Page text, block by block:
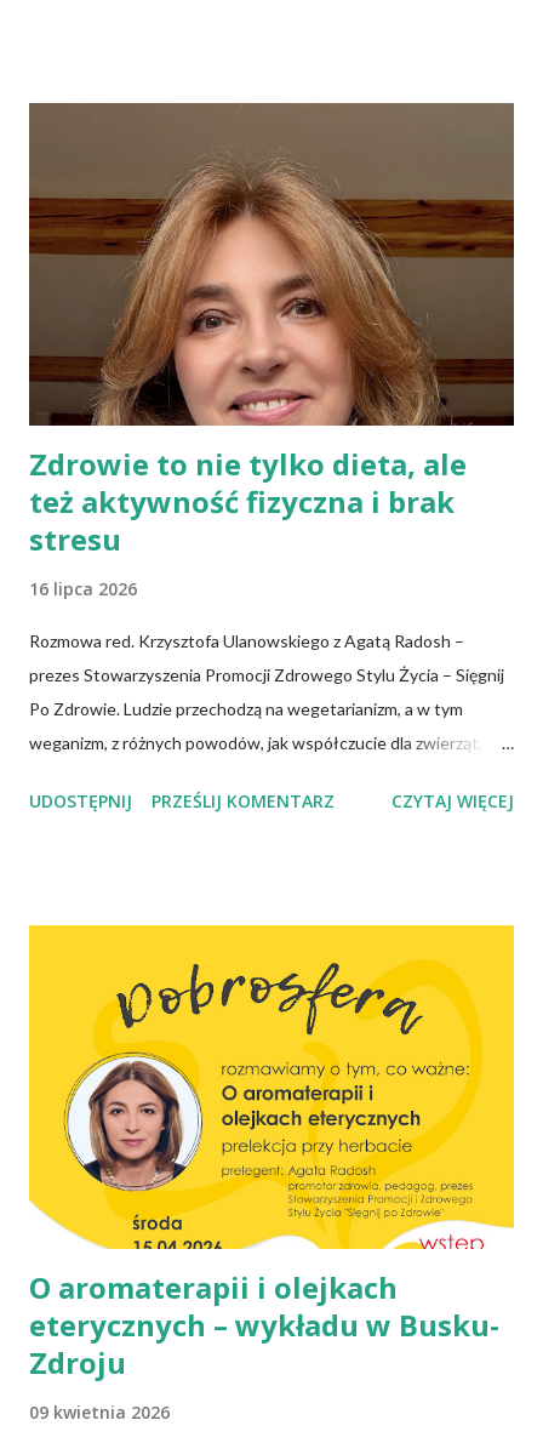
Wiele podobnych w treści informacji znajduje się także w
Internecie. Można spotkać nawet specjalistów, którzy mają
kompletnie odmienne spojrzenie na ten sam problem. To budzi
niepewność i brak zaufania do instytucji służby zdrowia, bowiem
społeczeństwo oczekuje konkretnych, jednolitych zaleceń.
Trzeba pamiętać, że każdego roku towarzystwa naukowe czy
grupy robocze z różnych dziedzin publikują...
Zdrowie to nie tylko dieta, ale
też aktywność fizyczna i brak
stresu
16 lipca 2026
Rozmowa red. Krzysztofa Ulanowskiego z Agatą Radosh –
prezes Stowarzyszenia Promocji Zdrowego Stylu Życia – Sięgnij
Po Zdrowie. Ludzie przechodzą na wegetarianizm, a w tym
weganizm, z różnych powodów, jak współczucie dla zwierząt,
Wiadomo, że czerwone mięso zwiększa ryzyko nowotworów,
wegetarianizm, a zwłaszcza weganizm, trzeba się liczyć z tym, że
wszystkie składniki będzie się skrupulatnie sumowało w
słupkach? – Nie ma takiej potrzeby – uspokaja Agata Radosh,
prezes Stowarzyszenia Promocji Zdrowego Stylu Życia – Sięgnij
Po Zdrowie. – Choć owszem, gdy chcemy nauczyć się podstaw
komponowania diety wegańskiej, możemy spisywać to, co
spożywamy, w jakich ilościach, jaką ma to wartość od...
UDOSTĘPNIJ PRZEŚLIJ KOMENTARZ CZYTAJ WIĘCEJ
O aromaterapii i olejkach
eterycznych – wykładu w Busku-
Zdroju
09 kwietnia 2026